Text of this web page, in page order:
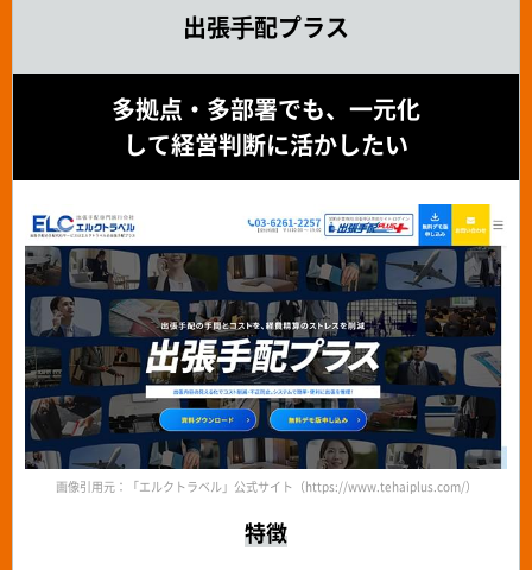
出張⼿配プラス
多拠点・多部署でも、一元化
して経営判断に活かしたい
画像引用元：「エルクトラベル」公式サイト（https://www.tehaiplus.com/）
特徴